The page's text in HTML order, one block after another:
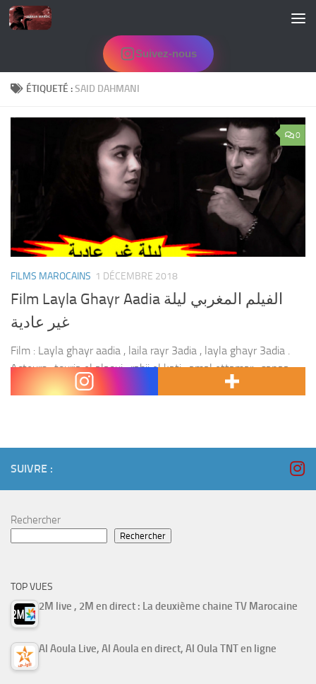
Skip to content
Suivez-nous
ÉTIQUETÉ :SAID DAHMANI
0
FILMS MAROCAINS 1 DÉCEMBRE 2018
Film Layla Ghayr Aadia الفيلم المغربي ليلة
غير عادية
Film : Layla ghayr aadia , laila rayr 3adia , layla ghayr 3adia .
Acteurs : touria el alaoui , rabii el kati , amal ettamar , sanaa
bahhaj ,rabiaa rafie , omar el...
SUIVRE :
Rechercher
Rechercher
TOP VUES
2M live , 2M en direct : La deuxième chaine TV Marocaine
Al Aoula Live, Al Aoula en direct, Al Oula TNT en ligne